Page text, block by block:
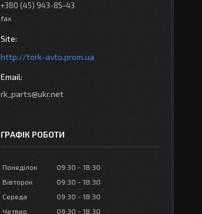
+380 (45) 943-85-43
fax
http://tork-avto.prom.ua
rk_parts@ukr.net
ГРАФІК РОБОТИ
Понеділок 09:30
18:30
Вівторок
09:30
18:30
Середа
09:30
18:30
Четвер
09:30 18:30